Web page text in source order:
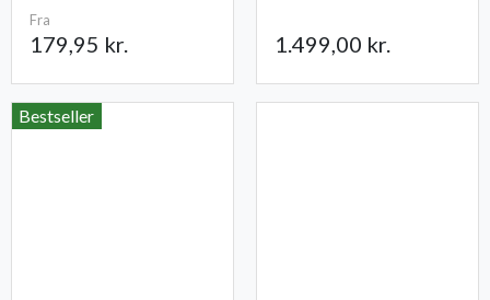
Fra
179,95 kr. 1.499,00 kr.
Bestseller